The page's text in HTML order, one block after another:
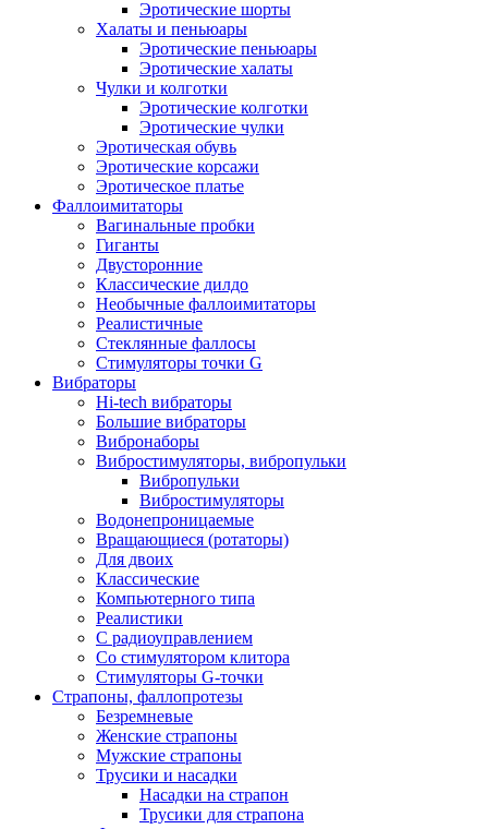
Эротические шорты
Халаты и пеньюары
Эротические пеньюары
Эротические халаты
Чулки и колготки
Эротические колготки
Эротические чулки
Эротическая обувь
Эротические корсажи
Эротическое платье
Фаллоимитаторы
Вагинальные пробки
Гиганты
Двусторонние
Классические дилдо
Необычные фаллоимитаторы
Реалистичные
Стеклянные фаллосы
Стимуляторы точки G
Вибраторы
Hi-tech вибраторы
Большие вибраторы
Вибронаборы
Вибростимуляторы, вибропульки
Вибропульки
Вибростимуляторы
Водонепроницаемые
Вращающиеся (ротаторы)
Для двоих
Классические
Компьютерного типа
Реалистики
С радиоуправлением
Со стимулятором клитора
Стимуляторы G-точки
Страпоны, фаллопротезы
Безремневые
Женские страпоны
Мужские страпоны
Трусики и насадки
Насадки на страпон
Трусики для страпона